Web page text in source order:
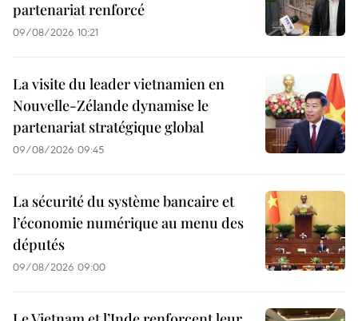
partenariat renforcé
09/08/2026 10:21
La visite du leader vietnamien en
Nouvelle-Zélande dynamise le
partenariat stratégique global
09/08/2026 09:45
La sécurité du système bancaire et
l’économie numérique au menu des
députés
09/08/2026 09:00